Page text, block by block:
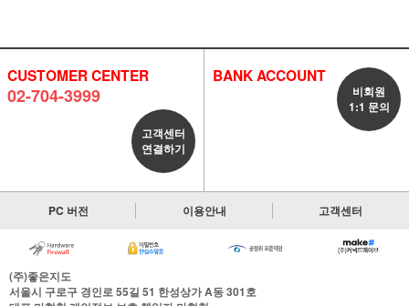
CUSTOMER CENTER
02-704-3999
고객센터
연결하기
BANK ACCOUNT
비회원
1:1 문의
PC 버전 이용안내 고객센터
(주)좋은지도
서울시 구로구 경인로 55길 51 한성상가 A동 301호